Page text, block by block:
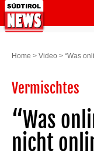
Home > Video > “Was
Vermischtes
“Was
nicht